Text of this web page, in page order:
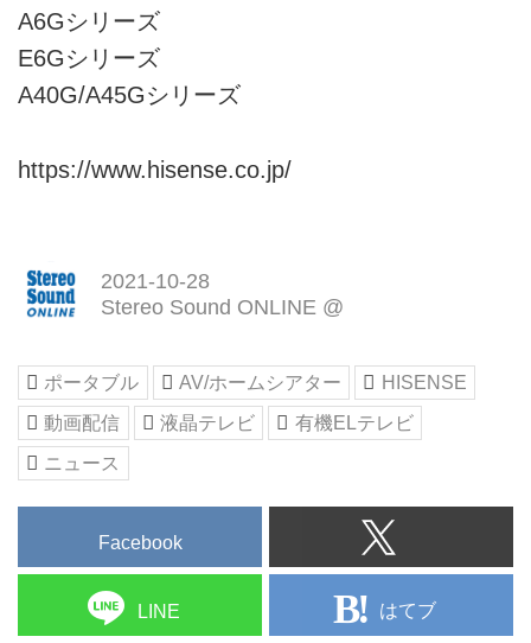
A6Gシリーズ
E6Gシリーズ
A40G/A45Gシリーズ
https://www.hisense.co.jp/
2021-10-28
Stereo Sound ONLINE @
ポータブル AV/ホームシアター
HISENSE
動画配信
液晶テレビ
有機ELテレビ
ニュース
Facebook
LINE はてブ